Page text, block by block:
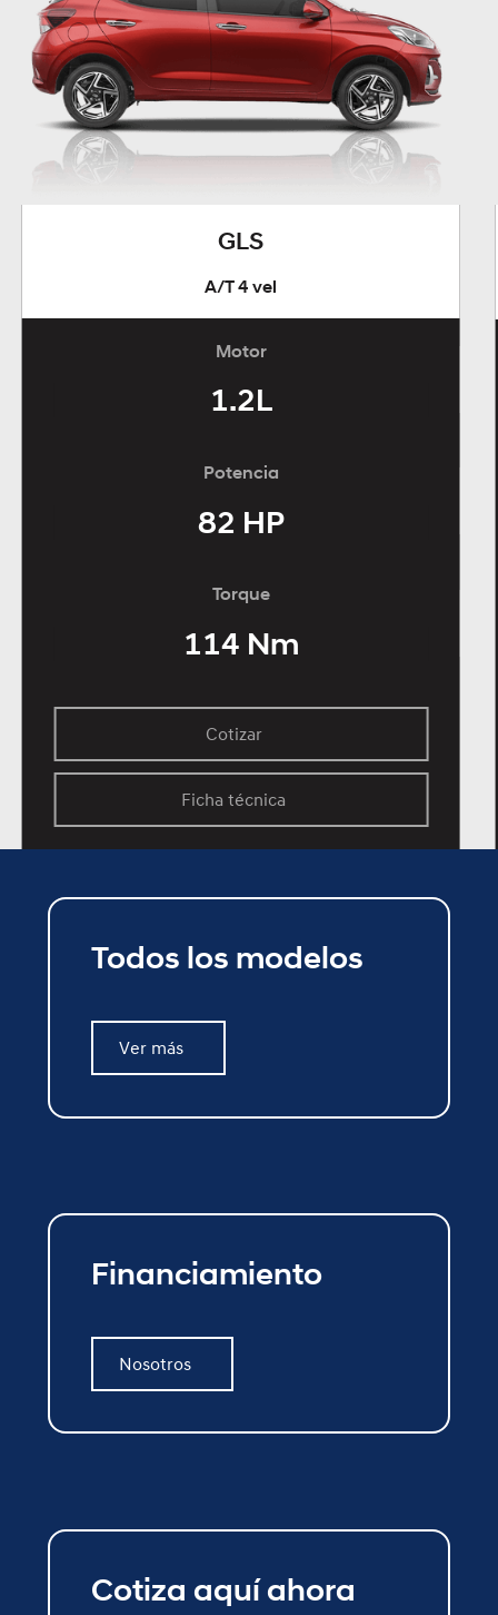
GLS
A/T 4 vel
Motor
1.2L
Potencia
82 HP
Torque
114 Nm
Cotizar
Cotizar
Ficha técnica
Ficha técnica
Todos los modelos
Ver más
Ver más
Financiamiento
Nosotros
Nosotros
Cotiza aquí ahora